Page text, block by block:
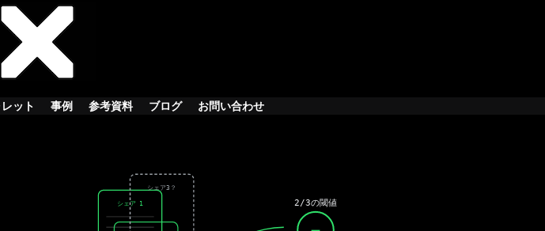
ット 事例 参考資料 ブログ お問い合わせ
シェア 1
シェア3？
2/3の閾値